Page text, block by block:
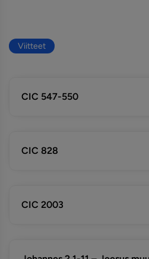
Viitteet
CIC 547-550
CIC 828
CIC 2003